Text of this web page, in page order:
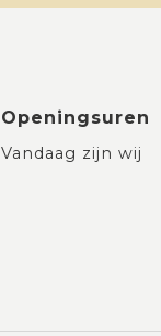
Openingsuren
Vandaag zijn wij